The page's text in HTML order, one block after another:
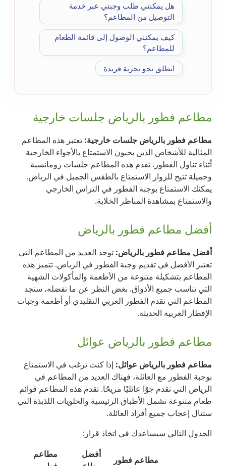
هل يمكنني طلب وجبتي عبر خدمة
التوصيل من المطاعم؟
كيف يمكنني الوصول إلى قائمة الطعام
للمطاعم؟
انطلق نحو تجربة فريدة
مطاعم فطور بالرياض جلسات خارجية
مطاعم فطور بالرياض جلسات خارجية: تعتبر هذه المطاعم
المثالية للأشخاص الذين يحبون الاستمتاع بالأجواء الخارجية
أثناء تناول الفطور. تقدم هذه المطاعم جلسات رومانسية
وجميلة تتيح للزوار الاستمتاع بالطقس الجميل في الرياض.
يمكنك الاستمتاع بوجبة الفطور في التراس الخارجي
والاستمتاع بمشاهدة المناظر الخلابة.
أفضل مطاعم فطور بالرياض
أفضل مطاعم فطور بالرياض: توجد العديد من المطاعم التي
تعتبر الأفضل في تقديم وجبة الفطور في الرياض. تتميز هذه
المطاعم بتشكيلة متنوعة من الأطعمة والمأكولات الشهية
التي تناسب جميع الأذواق. بغض النظر عن ما تفضله، ستجد
المطاعم التي تقدم الفطور العربي التقليدي أو أطعمة وجبات
الإفطار الغربية الحديثة.
مطاعم فطور بالرياض عوائل
مطاعم فطور بالرياض عوائل: إذا كنت ترغب في الاستمتاع
بوجبة الفطور مع العائلة، فهناك العديد من المطاعم في
الرياض التي تقدم جوًا عائليًا مريحًا. تقدم هذه المطاعم قوائم
طعام متنوعة تشمل الأطباق الرئيسية والحلويات اللذيذة التي
ستنال إعجاب جميع أفراد العائلة.
الجدول التالي سيساعدك في اتخاذ قرار:
مطاعم فطور
أفضل
مطاعم